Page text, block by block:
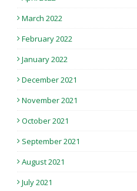
March 2022
February 2022
January 2022
December 2021
November 2021
October 2021
September 2021
August 2021
July 2021